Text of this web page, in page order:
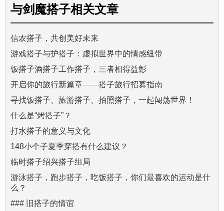
与剑魔搭子相关文章
信农搭子，共创美好未来
游戏搭子与护搭子：虚拟世界中的情感纽带
饭搭子酒搭子工作搭子，三者相得益彰
开启你的旅行新篇章——搭子旅行招募指南
寻找饭搭子、旅游搭子、拍照搭子，一起闯荡世界！
什么是“烤搭子”？
打水搭子的意义与文化
148小个子夏季穿搭有什么建议？
临时搭子绍兴搭子组局
游泳搭子，跑步搭子，吃饭搭子，你们最喜欢的运动是什
么？
### 旧搭子的情谊